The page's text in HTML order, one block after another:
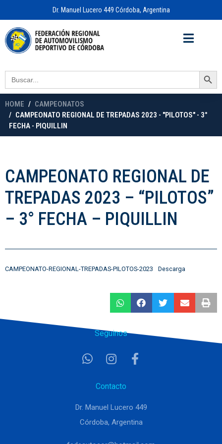
Dr. Manuel Lucero 449 Córdoba, Argentina
Search
for:
Search Button
HOME
CAMPEONATOS
CAMPEONATO REGIONAL DE TREPADAS 2023 - "PILOTOS" - 3°
FECHA - PIQUILLIN
CAMPEONATO REGIONAL DE
TREPADAS 2023 – “PILOTOS”
– 3° FECHA – PIQUILLIN
CAMPEONATO-REGIONAL-TREPADAS-PILOTOS-2023 Descarga
Seguinos
Contacto
Dr. Manuel Lucero 449
Córdoba, Argentina